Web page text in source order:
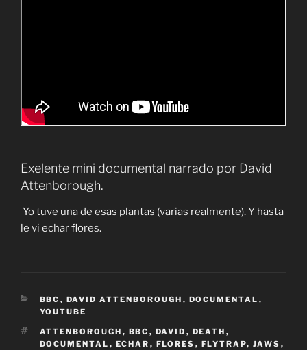
Exelente mini documental narrado por David
Attenborough.
Yo tuve una de esas plantas (varias realmente). Y hasta
le vi echar flores.
CATEGORÍAS
BBC , DAVID ATTENBOROUGH , DOCUMENTAL ,
YOUTUBE
ETIQUETAS
ATTENBOROUGH , BBC , DAVID , DEATH ,
DOCUMENTAL , ECHAR , FLORES , FLYTRAP, JAWS ,